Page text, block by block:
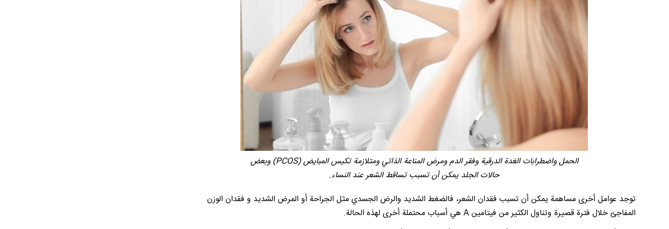
الحمل واضطرابات الغدة الدرقية وفقر الدم ومرض المناعة الذاتي ومتلازمة تكيس المبايض (PCOS) وبعض
حالات الجلد يمكن أن تسبب تساقط الشعر عند النساء.
توجد عوامل أخرى مساهمة يمكن أن تسبب فقدان الشعر، فالضغط الشديد والرض الجسدي مثل الجراحة أو المرض الشديد و فقدان الوزن
المفاجئ خلال فترة قصيرة وتناول الكثير من فيتامين A هي أسباب محتملة أخرى لهذه الحالة.